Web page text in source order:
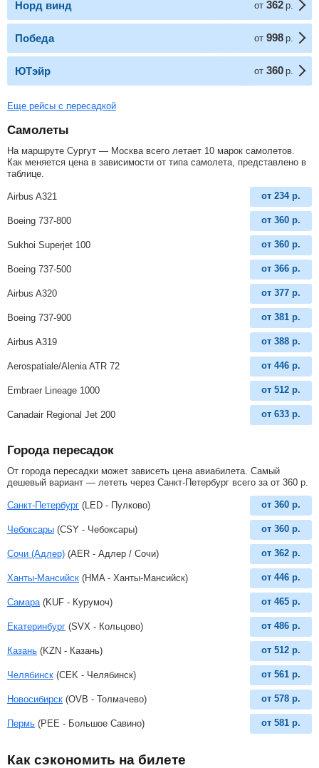
Норд винд от 362 р.
Победа от 998 р.
ЮТэйр от 360 р.
Еще рейсы с пересадкой
Самолеты
На маршруте Сургут — Москва всего летает 10 марок самолетов.
Как меняется цена в зависимости от типа самолета, представлено в
таблице.
Airbus A321 от 234 р.
Boeing 737-800 от 360 р.
Sukhoi Superjet 100 от 360 р.
Boeing 737-500 от 366 р.
Airbus A320 от 377 р.
Boeing 737-900 от 381 р.
Airbus A319 от 388 р.
Aerospatiale/Alenia ATR 72 от 446 р.
Embraer Lineage 1000 от 512 р.
Canadair Regional Jet 200 от 633 р.
Города пересадок
От города пересадки может зависеть цена авиабилета. Самый
дешевый вариант — лететь через Санкт-Петербург всего за от 360 р
Санкт-Петербург (LED - Пулково) от 360 р.
Чебоксары (CSY - Чебоксары) от 360 р.
Сочи (Адлер) (AER - Адлер / Сочи) от 362 р.
Ханты-Мансийск (HMA - Ханты-Мансийск) от 446 р.
Самара (KUF - Курумоч) от 465 р.
Екатеринбург (SVX - Кольцово) от 486 р.
Казань (KZN - Казань) от 512 р.
Челябинск (CEK - Челябинск) от 561 р.
Новосибирск (OVB - Толмачево) от 578 р.
Пермь (PEE - Большое Савино) от 581 р.
Как сэкономить на билете